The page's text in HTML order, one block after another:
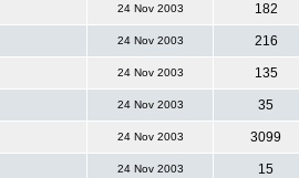
24 Nov 2003 182
24 Nov 2003 216
24 Nov 2003 135
24 Nov 2003 35
24 Nov 2003 3099
24 Nov 2003 15